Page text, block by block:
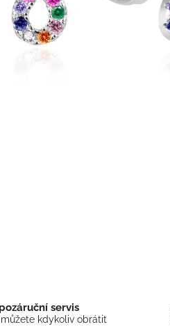
servis
můžete kdykoliv obrátit